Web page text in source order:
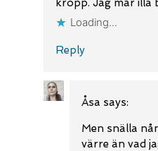
kropp. Jag mår illa
Loading...
Reply
Åsa says:
Men snälla
värre än vad